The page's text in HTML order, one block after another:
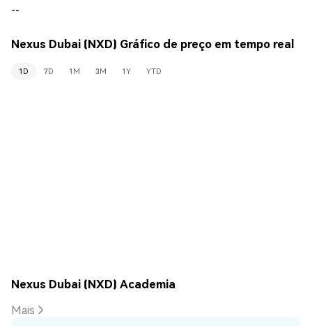
--
Nexus Dubai (NXD) Gráfico de preço em tempo real
1D 7D 1M 3M 1Y YTD
Nexus Dubai (NXD) Academia
Mais